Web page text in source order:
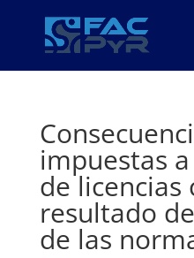
impuestas
de licencias
resultado
de las